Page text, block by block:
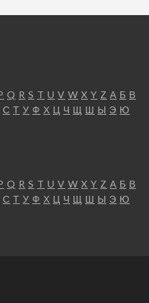
Q R S T U V W X Y Z А Б В
С Т У Ф Х Ц Ч Щ Ш Ы Э Ю
Q R S T U V W X Y Z А Б В
С Т У Ф Х Ц Ч Щ Ш Ы Э Ю